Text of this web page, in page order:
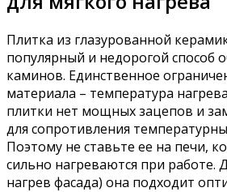
Плитка из глазурованной
популярный и недорогой способ
каминов. Единственное
материала – температура
плитки нет мощных зацепов и
для сопротивления
Поэтому не ставьте ее на печи,
сильно нагреваются при работе.
нагрев фасада) она подходит